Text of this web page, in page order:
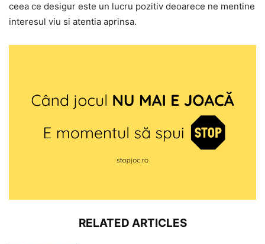
ceea ce desigur este un lucru pozitiv deoarece ne mentine
interesul viu si atentia aprinsa.
RELATED ARTICLES